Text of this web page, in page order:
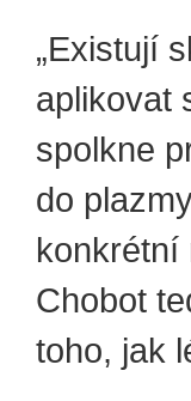
„Existují
aplikovat
spolkne
do
konkrétní
Chobot
toho, jak